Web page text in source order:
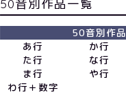
50音別作品一覧
50音別作品
あ行
か行
た行
な行
ま行
や行
わ行＋数字